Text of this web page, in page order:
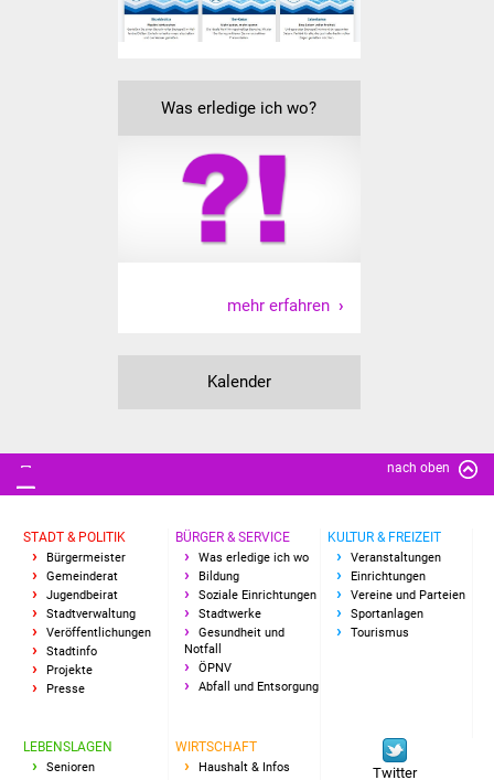
Was erledige ich wo?
mehr erfahren
Kalender
nach oben
STADT & POLITIK
Bürgermeister
Gemeinderat
Jugendbeirat
Stadtverwaltung
Veröffentlichungen
Stadtinfo
Projekte
Presse
BÜRGER & SERVICE
Was erledige ich wo
Bildung
Soziale Einrichtungen
Stadtwerke
Gesundheit und
Notfall
ÖPNV
Abfall und Entsorgung
KULTUR & FREIZEIT
Veranstaltungen
Einrichtungen
Vereine und Parteien
Sportanlagen
Tourismus
LEBENSLAGEN
Senioren
WIRTSCHAFT
Haushalt & Infos
Twitter